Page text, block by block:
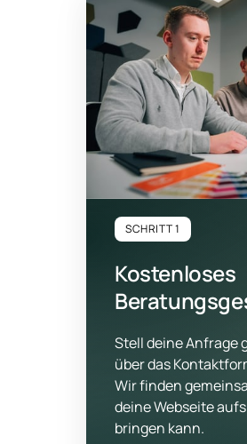
SCHRITT 1
Kostenloses
Stell deine Anfrage
über das
Wir finden
deine Webseite
bringen kann.